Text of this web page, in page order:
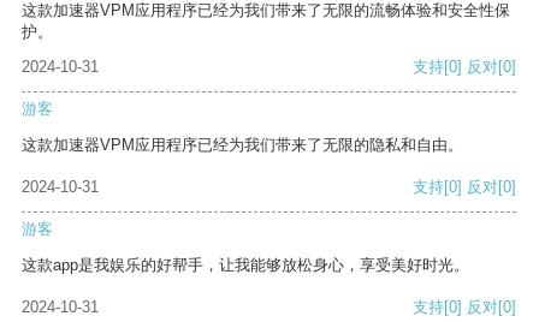
这款加速器VPM应用程序已经为我们带来了无限的流畅体验和安全性保
护。
2024-10-31
支持[0] 反对[0]
游客
这款加速器VPM应用程序已经为我们带来了无限的隐私和自由。
2024-10-31 支持[0] 反对[0]
游客
这款app是我娱乐的好帮手，让我能够放松身心，享受美好时光。
2024-10-31 支持[0] 反对[0]